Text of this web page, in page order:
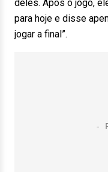
deles. Após o jogo,
para hoje e disse
jogar a final”.